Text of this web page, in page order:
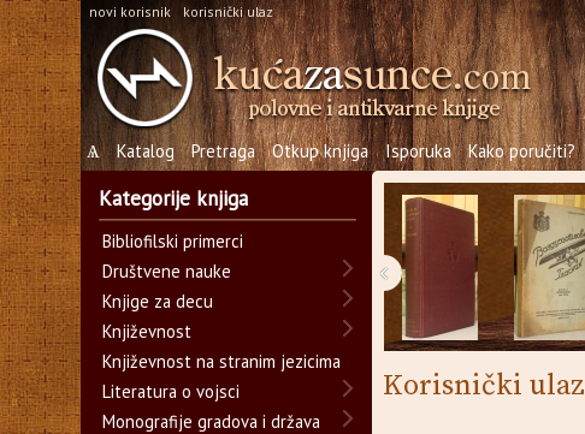
novi korisnik korisnički ulaz
Ѧ Katalog Pretraga Otkup knjiga Isporuka Kako poručiti?
‹
Korisnički ulaz
Kategorije knjiga
Bibliofilski primerci
Društvene nauke
Knjige za decu
Književnost
Književnost na stranim jezicima
Literatura o vojsci
Monografije gradova i država